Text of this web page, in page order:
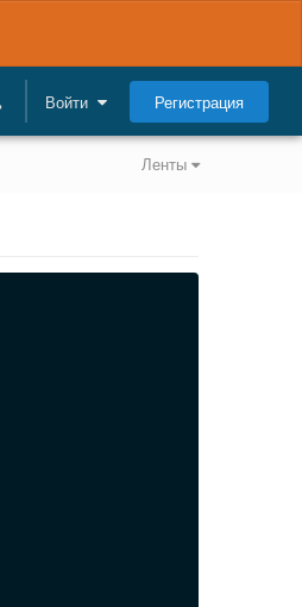
Войти Регистрация
Ленты